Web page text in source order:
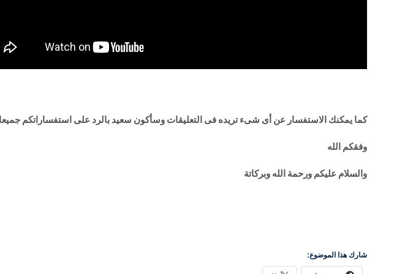
كما يمكنك الاستفسار عن أى شىء تريده فى التعليقات وسأكون سعيد بالرد على استفساراتكم جميعا
وفقكم الله
والسلام عليكم ورحمة الله وبركاتة
شارك هذا الموضوع: